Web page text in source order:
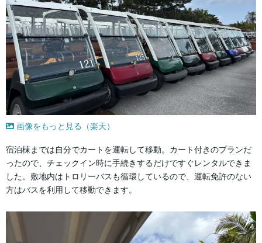
画像をもっと見る（楽天）
宿泊棟までは自分でカートを運転して移動。カート付きのプランだ
ったので、チェックイン時に手続きするだけですぐレンタルできま
した。敷地内はトロリーバスも循環しているので、運転免許のない
方はバスを利用して移動できます。